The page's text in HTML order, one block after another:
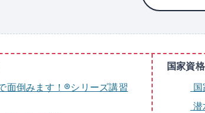
面倒みます！®シリーズ講習
国家資
潜